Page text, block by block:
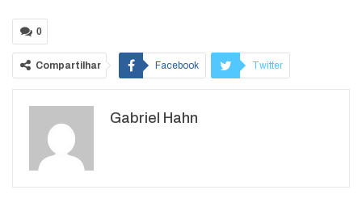
0
Compartilhar Facebook Twitter
WhatsApp
Gabriel Hahn